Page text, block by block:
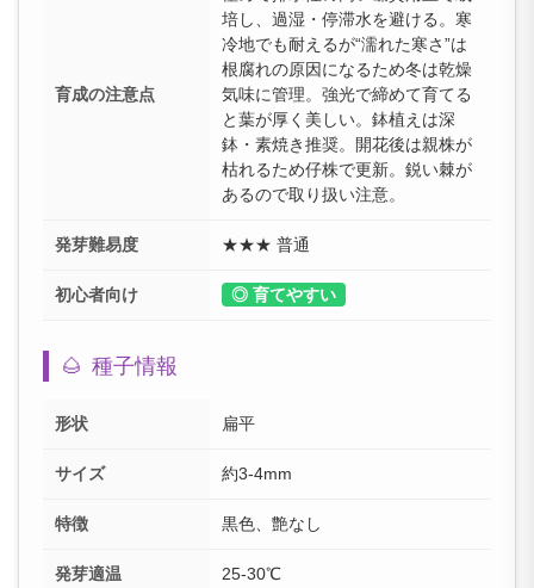
育成の注意点
培し、過湿・停滞水を避ける。寒
冷地でも耐えるが“濡れた寒さ”は
根腐れの原因になるため冬は乾燥
気味に管理。強光で締めて育てる
と葉が厚く美しい。鉢植えは深
鉢・素焼き推奨。開花後は親株が
枯れるため仔株で更新。鋭い棘が
あるので取り扱い注意。
発芽難易度 ★★★ 普通
初心者向け ◎ 育てやすい
🌰 種子情報
形状 扁平
サイズ 約3-4mm
特徴 黒色、艶なし
発芽適温 25-30℃